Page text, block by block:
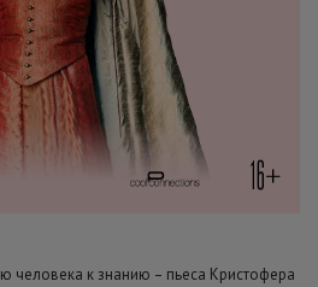
человека к знанию – пьеса Кристофера